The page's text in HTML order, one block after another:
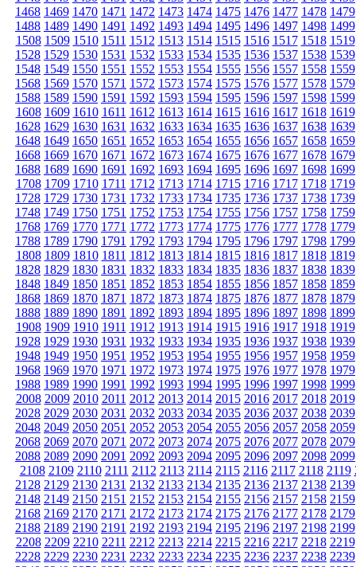
1468 1469 1470 1471 1472 1473 1474 1475 1476 1477 1478 1479
1488 1489 1490 1491 1492 1493 1494 1495 1496 1497 1498 1499
1508 1509 1510 1511 1512 1513 1514 1515 1516 1517 1518 1519
1528 1529 1530 1531 1532 1533 1534 1535 1536 1537 1538 1539
1548 1549 1550 1551 1552 1553 1554 1555 1556 1557 1558 1559
1568 1569 1570 1571 1572 1573 1574 1575 1576 1577 1578 1579
1588 1589 1590 1591 1592 1593 1594 1595 1596 1597 1598 1599
1608 1609 1610 1611 1612 1613 1614 1615 1616 1617 1618 1619
1628 1629 1630 1631 1632 1633 1634 1635 1636 1637 1638 1639
1648 1649 1650 1651 1652 1653 1654 1655 1656 1657 1658 1659
1668 1669 1670 1671 1672 1673 1674 1675 1676 1677 1678 1679
1688 1689 1690 1691 1692 1693 1694 1695 1696 1697 1698 1699
1708 1709 1710 1711 1712 1713 1714 1715 1716 1717 1718 1719
1728 1729 1730 1731 1732 1733 1734 1735 1736 1737 1738 1739
1748 1749 1750 1751 1752 1753 1754 1755 1756 1757 1758 1759
1768 1769 1770 1771 1772 1773 1774 1775 1776 1777 1778 1779
1788 1789 1790 1791 1792 1793 1794 1795 1796 1797 1798 1799
1808 1809 1810 1811 1812 1813 1814 1815 1816 1817 1818 1819
1828 1829 1830 1831 1832 1833 1834 1835 1836 1837 1838 1839
1848 1849 1850 1851 1852 1853 1854 1855 1856 1857 1858 1859
1868 1869 1870 1871 1872 1873 1874 1875 1876 1877 1878 1879
1888 1889 1890 1891 1892 1893 1894 1895 1896 1897 1898 1899
1908 1909 1910 1911 1912 1913 1914 1915 1916 1917 1918 1919
1928 1929 1930 1931 1932 1933 1934 1935 1936 1937 1938 1939
1948 1949 1950 1951 1952 1953 1954 1955 1956 1957 1958 1959
1968 1969 1970 1971 1972 1973 1974 1975 1976 1977 1978 1979
1988 1989 1990 1991 1992 1993 1994 1995 1996 1997 1998 1999
2008 2009 2010 2011 2012 2013 2014 2015 2016 2017 2018 2019
2028 2029 2030 2031 2032 2033 2034 2035 2036 2037 2038 2039
2048 2049 2050 2051 2052 2053 2054 2055 2056 2057 2058 2059
2068 2069 2070 2071 2072 2073 2074 2075 2076 2077 2078 2079
2088 2089 2090 2091 2092 2093 2094 2095 2096 2097 2098 2099
2108 2109 2110 2111 2112 2113 2114 2115 2116 2117 2118 2119
2128 2129 2130 2131 2132 2133 2134 2135 2136 2137 2138 2139
2148 2149 2150 2151 2152 2153 2154 2155 2156 2157 2158 2159
2168 2169 2170 2171 2172 2173 2174 2175 2176 2177 2178 2179
2188 2189 2190 2191 2192 2193 2194 2195 2196 2197 2198 2199
2208 2209 2210 2211 2212 2213 2214 2215 2216 2217 2218 2219
2228 2229 2230 2231 2232 2233 2234 2235 2236 2237 2238 2239